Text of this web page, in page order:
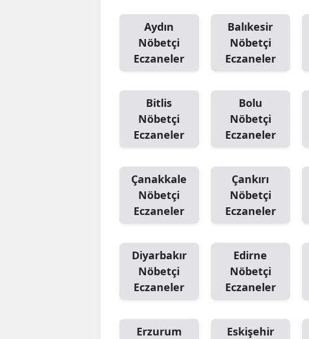
Aydın
Nöbetçi
Eczaneler
Balıkesir
Nöbetçi
Eczaneler
Bitlis
Nöbetçi
Eczaneler
Bolu
Nöbetçi
Eczaneler
Çanakkale
Nöbetçi
Eczaneler
Çankırı
Nöbetçi
Eczaneler
Diyarbakır
Nöbetçi
Eczaneler
Edirne
Nöbetçi
Eczaneler
Erzurum
Eskişehir